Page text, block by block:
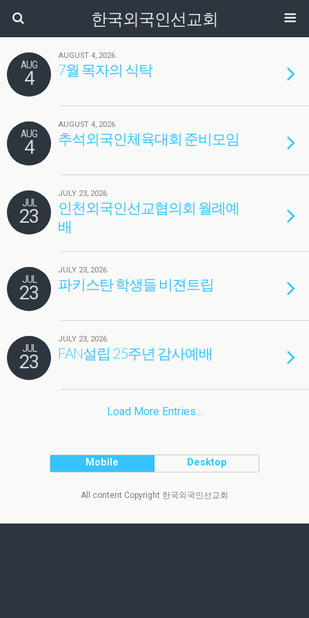
한국외국인선교회
AUG
4
AUGUST 4, 2026
7월 목자의 식탁
AUG
4
AUGUST 4, 2026
추석외국인체육대회 준비모임
JUL
23
JULY 23, 2026
인천외국인선교협의회 월례예
배
JUL
23
JULY 23, 2026
파키스탄 학생들 비젼트립
JUL
23
JULY 23, 2026
FAN설립 25주년 감사예배
Load More Entries…
Mobile Desktop
All content Copyright 한국외국인선교회